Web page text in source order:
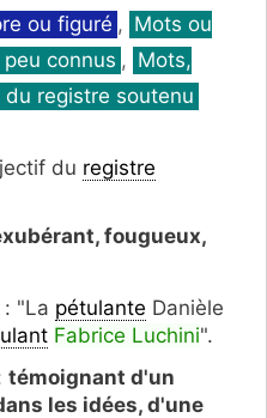
ou figuré , Mots ou
connus , Mots,
registre soutenu
du registre
fougueux,
"La pétulante Danièle
Fabrice Luchini".
témoignant d'un
les idées, d'une